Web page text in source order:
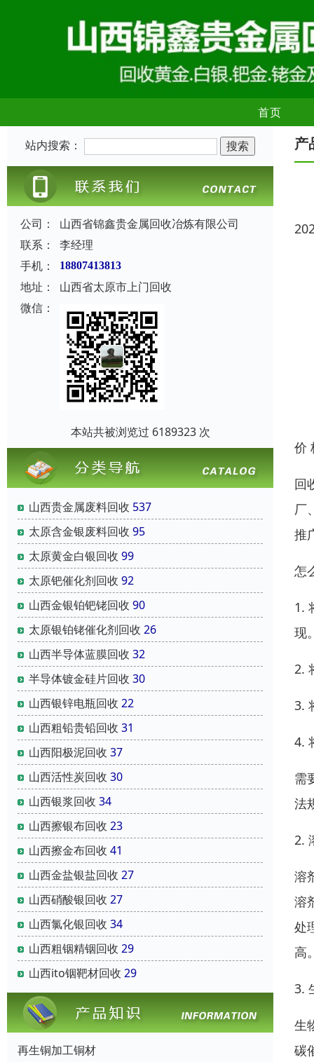
首页
站内搜索：
公司：
山西省锦鑫贵金属回收冶炼有限公司
联系：
李经理
手机：
18807413813
地址：
山西省太原市上门回收
微信：
本站共被浏览过 6189323 次
山西贵金属废料回收 537
太原含金银废料回收 95
太原黄金白银回收 99
太原钯催化剂回收 92
山西金银铂钯铑回收 90
太原银铂铑催化剂回收 26
山西半导体蓝膜回收 32
半导体镀金硅片回收 30
山西银锌电瓶回收 22
山西粗铅贵铅回收 31
山西阳极泥回收 37
山西活性炭回收 30
山西银浆回收 34
山西擦银布回收 23
山西擦金布回收 41
山西金盐银盐回收 27
山西硝酸银回收 27
山西氯化银回收 34
山西粗铟精铟回收 29
山西ito铟靶材回收 29
再生铜加工铜材
产
价
回
厂
推
怎
1.
现
2.
3.
4.
需
法
2.
溶
溶
处
高
3.
生
碳